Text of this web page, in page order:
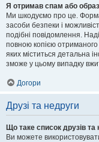
Я отримав спам або
Ми шкодуємо про це.
засоби безпеки і
подібні повідомлення.
повною копією
яких міститься детальна
зможе у цьому випадку
Догори
Друзі та недруги
Що таке список друзів та
Ви можете